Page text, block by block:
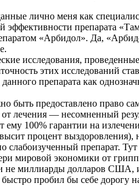
лично меня как
эффективности препарата
«Арбидол». Да,
исследования,
этих исследований
препарата как
быть предоставлено право
от лечения — несомненный
ему 100% гарантии на
процент выздоровления),
слабоизученный препарат.
мировой экономики от
не миллиарды долларов США,
быстро пробил бы себе дорогу